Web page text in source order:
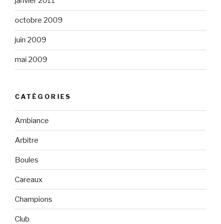
octobre 2009
juin 2009
mai 2009
CATÉGORIES
Ambiance
Arbitre
Boules
Careaux
Champions
Club